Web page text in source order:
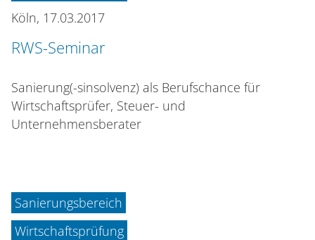
Köln, 17.03.2017
RWS-Seminar
Sanierung(-sinsolvenz) als Berufschance für
Wirtschaftsprüfer, Steuer- und
Unternehmensberater
Sanierungsbereich
Wirtschaftsprüfung